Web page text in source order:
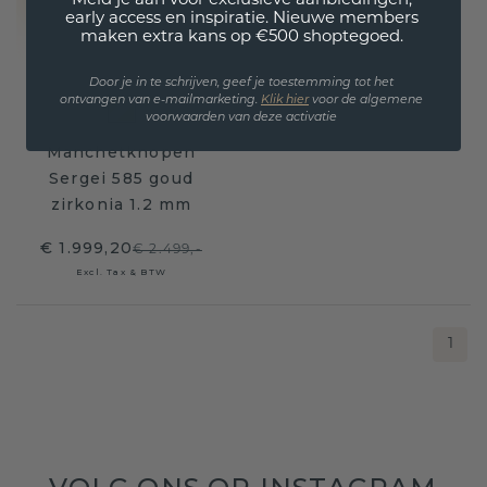
Manchetknopen
Sergei 585 goud
zirkonia 1.2 mm
€ 1.999,20€ 2.499,-
Excl. Tax & BTW
1
early access en inspiratie. Nieuwe members
maken extra kans op €500 shoptegoed.
Door je in te schrijven, geef je toestemming tot het
ontvangen van e-mailmarketing. Klik hiervoor de algemene
voorwaarden van deze activatie